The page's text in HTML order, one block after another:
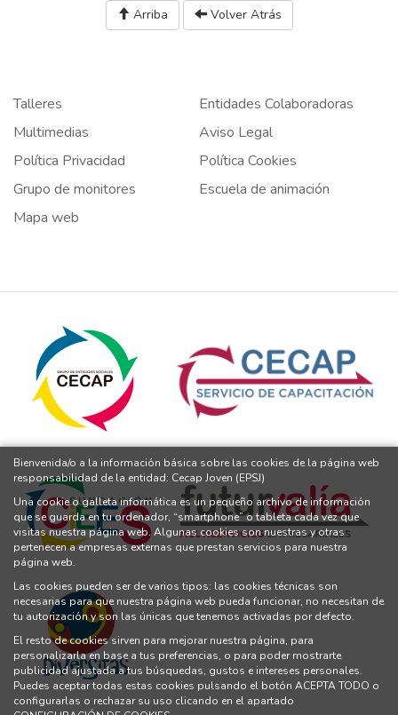
Arriba Volver Atrás
Talleres
Entidades Colaboradoras
Multimedias
Aviso Legal
Política Privacidad
Política Cookies
Grupo de monitores
Escuela de animación
Mapa web
Bienvenida/o a la información básica sobre las cookies de la página web
responsabilidad de la entidad: Cecap Joven (EPSJ)
Una cookie o galleta informática es un pequeño archivo de información
que se guarda en tu ordenador, “smartphone” o tableta cada vez que
visitas nuestra página web. Algunas cookies son nuestras y otras
pertenecen a empresas externas que prestan servicios para nuestra
página web.
Las cookies pueden ser de varios tipos: las cookies técnicas son
necesarias para que nuestra página web pueda funcionar, no necesitan de
tu autorización y son las únicas que tenemos activadas por defecto.
El resto de cookies sirven para mejorar nuestra página, para
personalizarla en base a tus preferencias, o para poder mostrarte
publicidad ajustada a tus búsquedas, gustos e intereses personales.
Puedes aceptar todas estas cookies pulsando el botón ACEPTA TODO o
configurarlas o rechazar su uso clicando en el apartado